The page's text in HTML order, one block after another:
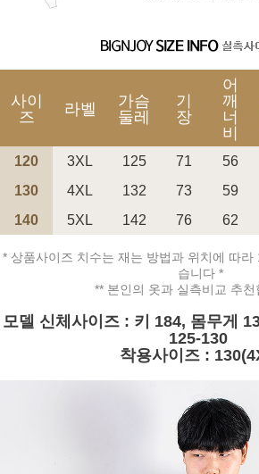
페이코 ID로 페
PAYCO 바로
사이
즈
라벨
가슴
둘레
기
장
어
깨
너
비
120 3XL 125 71 56
130
4XL 132 73 59
140
5XL 142 76 62
* 상품사이즈 치수는 재는 방법과 위치에 따라
습니다 *
** 본인의 옷과 실측비교 추천
모델 신체사이즈 : 키 184, 몸무게
125-130
착용사이즈 :